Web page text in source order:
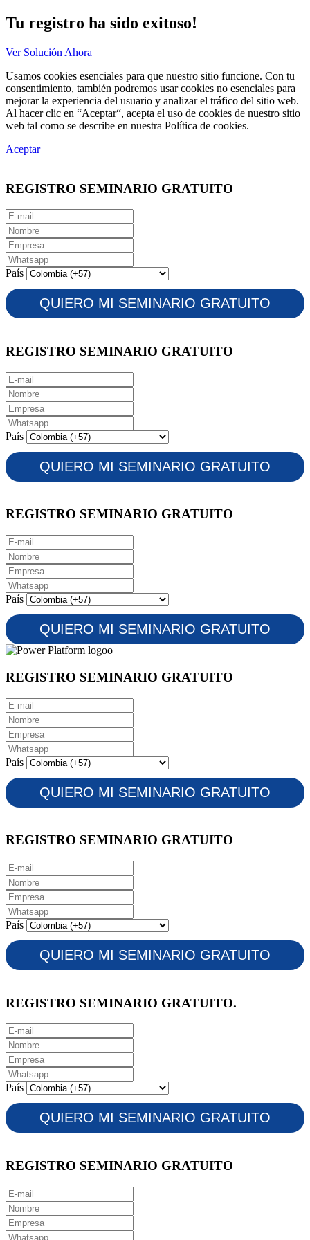
Tu registro ha sido exitoso!
Ver Solución Ahora
Usamos cookies esenciales para que nuestro sitio funcione. Con tu
consentimiento, también podremos usar cookies no esenciales para
mejorar la experiencia del usuario y analizar el tráfico del sitio web.
Al hacer clic en “Aceptar“, acepta el uso de cookies de nuestro sitio
web tal como se describe en nuestra Política de cookies.
Aceptar
REGISTRO SEMINARIO GRATUITO
País
REGISTRO SEMINARIO GRATUITO
País
REGISTRO SEMINARIO GRATUITO
País
REGISTRO SEMINARIO GRATUITO
País
REGISTRO SEMINARIO GRATUITO
País
REGISTRO SEMINARIO GRATUITO.
País
REGISTRO SEMINARIO GRATUITO